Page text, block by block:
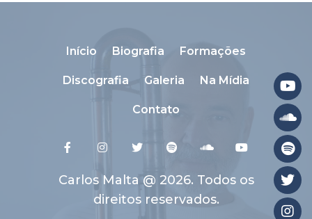
Início Biografia Formações
Discografia Galeria Na Mídia
Contato
Carlos Malta @ 2026. Todos os
direitos reservados.